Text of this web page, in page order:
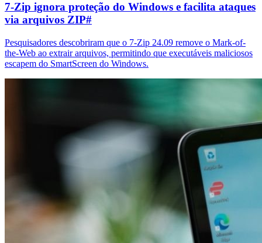
7-Zip ignora proteção do Windows e facilita ataques
via arquivos ZIP#
Pesquisadores descobriram que o 7-Zip 24.09 remove o Mark-of-
the-Web ao extrair arquivos, permitindo que executáveis maliciosos
escapem do SmartScreen do Windows.